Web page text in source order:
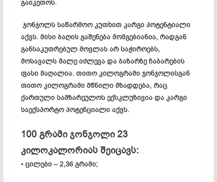
გაიკეთოს.
ჯონჯოლს საწარმოო კუთხით კარგი პოტენტიალი
აქვს. მისი ბაღის გაშენება მომგებიანია, რადგან
განსაკუთრებულ მოვლას არ საჭიროებს,
მოსავალს მალე იძლევა და ბაზარზე ჩაბარების
ფასი მაღალია. თითო კილოგრამი ჯონჯოლისგან
თითო კილოგრამი მწნილი მზადდება, რაც
ქართული სამზარეულოს ექსკლუზივია და კარგი
საექსპორტო პოტენციალი აქვს.
100 გრამი ჯონჯოლი 23
კილოკალორიას შეიცავს:
• ცილები – 2,36 გრამი;